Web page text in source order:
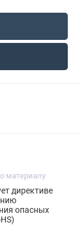
материалу
директиве
опасных